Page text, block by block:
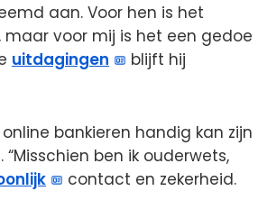
aan. Voor hen is het
voor mij is het een gedoe
uitdagingen
blijft hij
bankieren handig kan zijn
ben ik ouderwets,
contact en zekerheid.